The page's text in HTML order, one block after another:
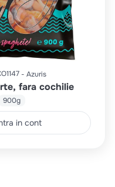
Azuris
fara cochilie
900g
in cont